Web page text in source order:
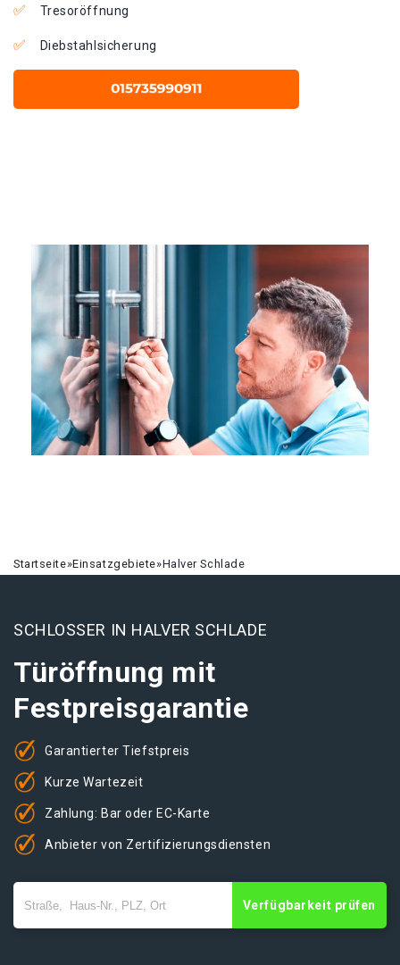
Tresoröffnung
Diebstahlsicherung
Startseite»Einsatzgebiete»Halver Schlade
SCHLOSSER IN HALVER SCHLADE
Türöffnung mit
Festpreisgarantie
Garantierter Tiefstpreis
Kurze Wartezeit
Zahlung: Bar oder EC-Karte
Anbieter von Zertifizierungsdiensten
Verfügbarkeit prüfen